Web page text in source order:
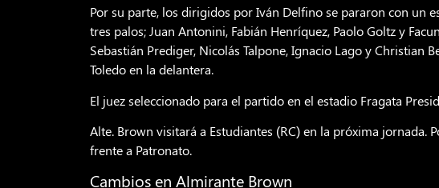
Por su parte, los dirigidos por Iván Delfino se pararon con un
tres palos; Juan Antonini, Fabián Henríquez, Paolo Goltz y
Sebastián Prediger, Nicolás Talpone, Ignacio Lago y Christian
Toledo en la delantera.
El juez seleccionado para el partido en el estadio Fragata
Alte. Brown visitará a Estudiantes (RC) en la próxima jornada.
frente a Patronato.
Cambios en Almirante Brown